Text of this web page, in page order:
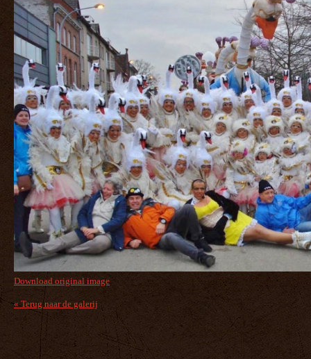
Download original image
« Terug naar de galerij